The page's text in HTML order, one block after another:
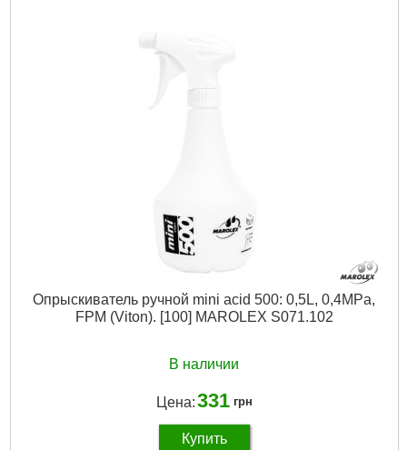
Опрыскиватель ручной mini acid 500: 0,5L, 0,4MPa,
FPM (Viton). [100] MAROLEX S071.102
В наличии
Цена:331 грн
Купить